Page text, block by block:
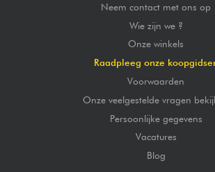
Neem contact met ons op
Wie zijn we ?
Onze winkels
Raadpleeg onze
Voorwaarden
Onze veelgestelde vragen
Persoonlijke gegevens
Vacatures
Blog